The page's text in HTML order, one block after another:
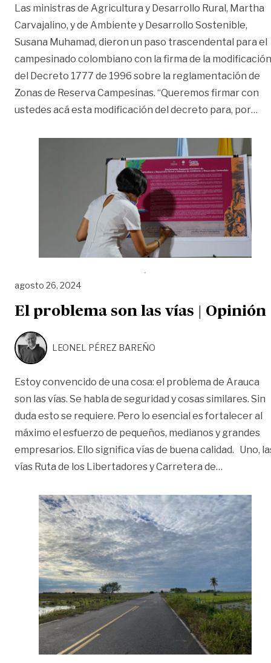
Las ministras de Agricultura y Desarrollo Rural, Martha
Carvajalino, y de Ambiente y Desarrollo Sostenible,
Susana Muhamad, dieron un paso trascendental para el
campesinado colombiano con la firma de la modificación
del Decreto 1777 de 1996 sobre la reglamentación de
Zonas de Reserva Campesinas. “Queremos firmar con
ustedes acá esta modificación del decreto para, por…
agosto 26, 2024
El problema son las vías | Opinión
LEONEL PÉREZ BAREÑO
Estoy convencido de una cosa: el problema de Arauca
son las vías. Se habla de seguridad y cosas similares. Sin
duda esto se requiere. Pero lo esencial es fortalecer al
máximo el esfuerzo de pequeños, medianos y grandes
empresarios. Ello significa vías de buena calidad. Uno,
vías Ruta de los Libertadores y Carretera de…